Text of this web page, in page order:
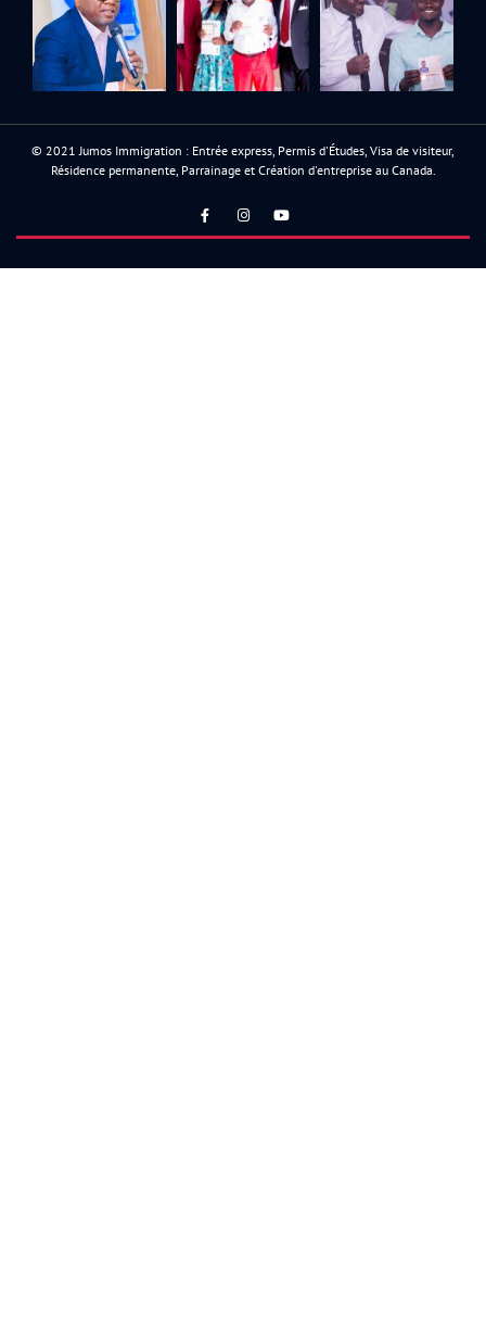
© 2021 Jumos Immigration : Entrée express, Permis d'Études, Visa de visiteur,
Résidence permanente, Parrainage et Création d'entreprise au Canada.